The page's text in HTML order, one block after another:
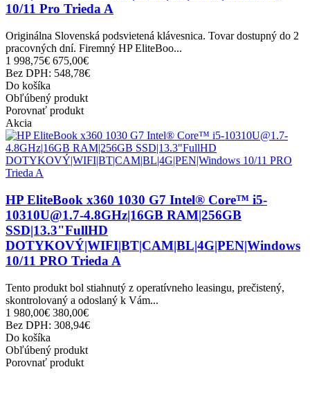
10/11 Pro Trieda A
Originálna Slovenská podsvietená klávesnica. Tovar dostupný do 2
pracovných dní. Firemný HP EliteBoo...
1 998,75€ 675,00€
Bez DPH: 548,78€
Do košíka
Obľúbený produkt
Porovnať produkt
Akcia
HP EliteBook x360 1030 G7 Intel® Core™ i5-
10310U@1.7-4.8GHz|16GB RAM|256GB
SSD|13.3"FullHD
DOTYKOVÝ|WIFI|BT|CAM|BL|4G|PEN|Windows
10/11 PRO Trieda A
Tento produkt bol stiahnutý z operatívneho leasingu, prečistený,
skontrolovaný a odoslaný k Vám...
1 980,00€ 380,00€
Bez DPH: 308,94€
Do košíka
Obľúbený produkt
Porovnať produkt